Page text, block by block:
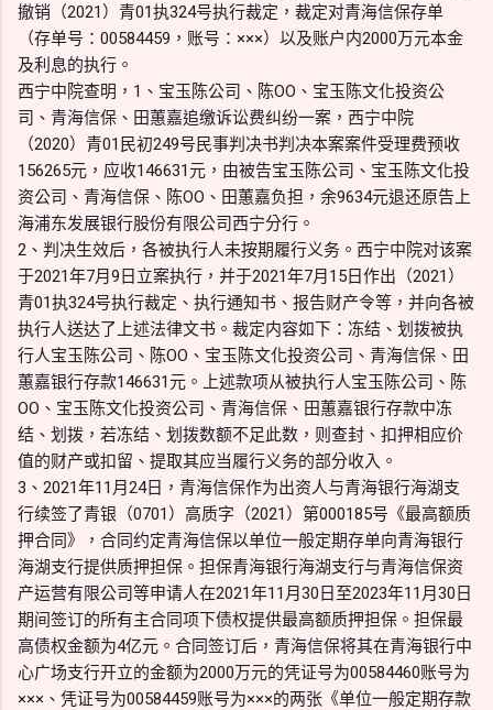
撤销（2021）青01执324号执行裁定，裁定对青海信保存单
（存单号：00584459，账号：×××）以及账户内2000万元本金
及利息的执行。
西宁中院查明，1、宝玉陈公司、陈OO、宝玉陈文化投资公
司、青海信保、田蕙嘉追缴诉讼费纠纷一案，西宁中院
（2020）青01民初249号民事判决书判决本案案件受理费预收
156265元，应收146631元，由被告宝玉陈公司、宝玉陈文化投
资公司、青海信保、陈OO、田蕙嘉负担，余9634元退还原告上
海浦东发展银行股份有限公司西宁分行。
2、判决生效后，各被执行人未按期履行义务。西宁中院对该案
于2021年7月9日立案执行，并于2021年7月15日作出（2021）
青01执324号执行裁定、执行通知书、报告财产令等，并向各被
执行人送达了上述法律文书。裁定内容如下：冻结、划拨被执
行人宝玉陈公司、陈OO、宝玉陈文化投资公司、青海信保、田
蕙嘉银行存款146631元。上述款项从被执行人宝玉陈公司、陈
OO、宝玉陈文化投资公司、青海信保、田蕙嘉银行存款中冻
结、划拨，若冻结、划拨数额不足此数，则查封、扣押相应价
值的财产或扣留、提取其应当履行义务的部分收入。
3、2021年11月24日，青海信保作为出资人与青海银行海湖支
行续签了青银（0701）高质字（2021）第000185号《最高额质
押合同》，合同约定青海信保以单位一般定期存单向青海银行
海湖支行提供质押担保。担保青海银行海湖支行与青海信保资
产运营有限公司等申请人在2021年11月30日至2023年11月30日
期间签订的所有主合同项下债权提供最高额质押担保。担保最
高债权金额为4亿元。合同签订后，青海信保将其在青海银行中
心广场支行开立的金额为2000万元的凭证号为00584460账号为
×××、凭证号为00584459账号为×××的两张《单位一般定期存款